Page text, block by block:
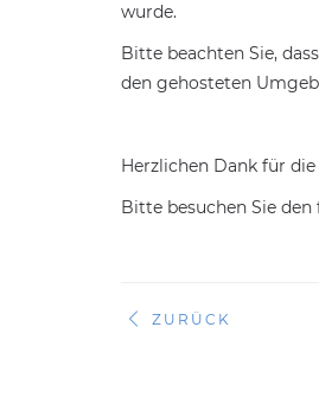
wurde.
Bitte beachten Sie,
den gehosteten
Herzlichen Dank für
Bitte besuchen Sie
ZURÜCK